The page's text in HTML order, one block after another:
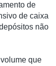
de
de caixa
não
que